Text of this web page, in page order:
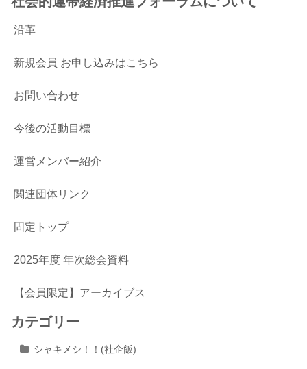
沿革
新規会員 お申し込みはこちら
お問い合わせ
今後の活動目標
運営メンバー紹介
関連団体リンク
固定トップ
2025年度 年次総会資料
【会員限定】アーカイブス
カテゴリー
シャキメシ！！(社企飯)